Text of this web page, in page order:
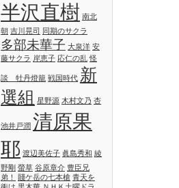
半沢直樹 南北
朝 吉川晃司 同期のサクラ
多部未華子 大泉洋 安
藤サクラ 岸恵子 応仁の乱 怪
談 牡丹燈籠 戦国時代 新
選組
星野源 木村文乃 杏
池井戸潤 清原果
耶 渡辺美佐子 眞島秀和 綾
野剛 螢草 谷原章介 豊臣兄
弟！
賤ケ岳の七本槍 青天を